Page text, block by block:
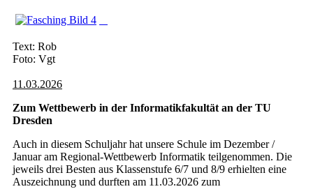
Text: Rob
Foto: Vgt
11.03.2026
Zum Wettbewerb in der Informatikfakultät an der TU
Dresden
Auch in diesem Schuljahr hat unsere Schule im Dezember /
Januar am Regional-Wettbewerb Informatik teilgenommen. Die
jeweils drei Besten aus Klassenstufe 6/7 und 8/9 erhielten eine
Auszeichnung und durften am 11.03.2026 zum